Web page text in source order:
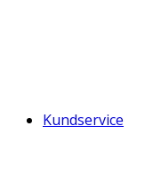
Kundservice